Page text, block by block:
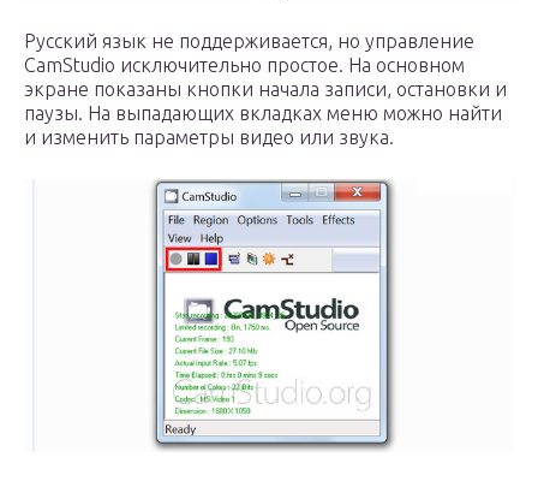
Русский язык не поддерживается, но управление
CamStudio исключительно простое. На основном
экране показаны кнопки начала записи, остановки и
паузы. На выпадающих вкладках меню можно найти
и изменить параметры видео или звука.